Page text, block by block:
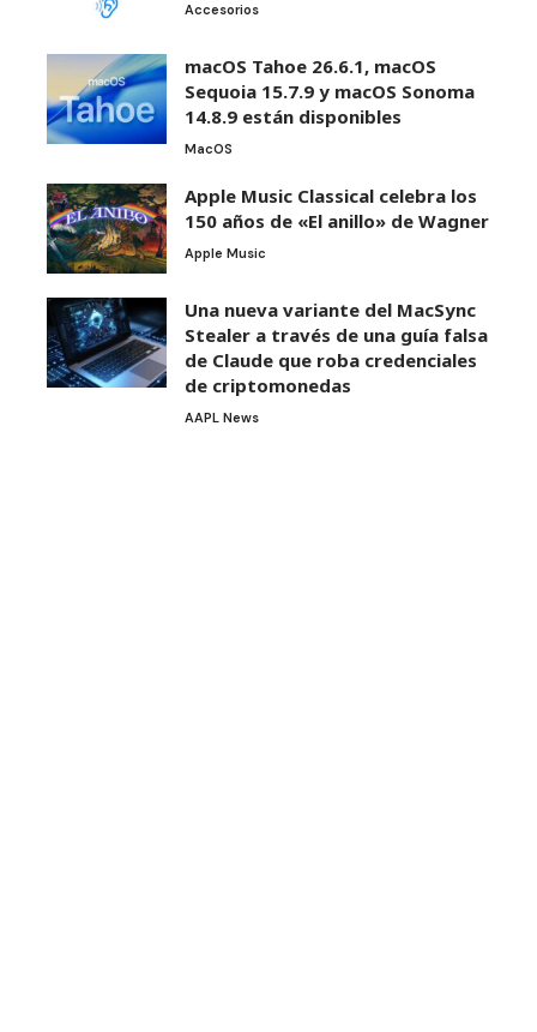
Accesorios
macOS Tahoe 26.6.1, macOS
Sequoia 15.7.9 y macOS Sonoma
14.8.9 están disponibles
MacOS
Apple Music Classical celebra los
150 años de «El anillo» de Wagner
Apple Music
Una nueva variante del MacSync
Stealer a través de una guía falsa
de Claude que roba credenciales
de criptomonedas
AAPL News